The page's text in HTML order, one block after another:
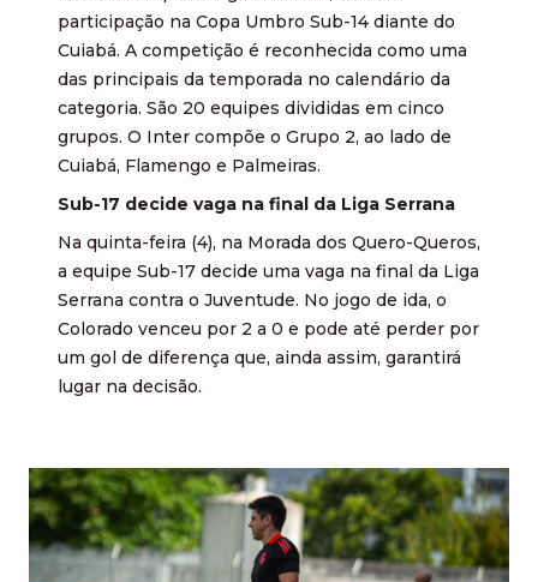
participação na Copa Umbro Sub-14 diante do
Cuiabá. A competição é reconhecida como uma
das principais da temporada no calendário da
categoria. São 20 equipes divididas em cinco
grupos. O Inter compõe o Grupo 2, ao lado de
Cuiabá, Flamengo e Palmeiras.
Sub-17 decide vaga na final da Liga Serrana
Na quinta-feira (4), na Morada dos Quero-Queros,
a equipe Sub-17 decide uma vaga na final da Liga
Serrana contra o Juventude. No jogo de ida, o
Colorado venceu por 2 a 0 e pode até perder por
um gol de diferença que, ainda assim, garantirá
lugar na decisão.